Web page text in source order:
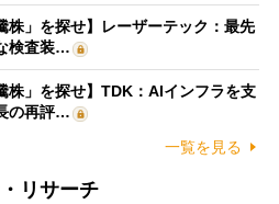
株」を探せ】レーザーテック：最先
検査装…
株」を探せ】TDK：AIインフラを支
の再評…
一覧を見る
リサーチ